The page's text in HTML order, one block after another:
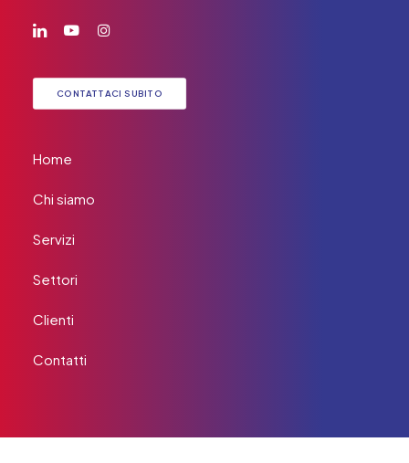
CONTATTACI SUBITO
Home
Chi siamo
Servizi
Settori
Clienti
Contatti